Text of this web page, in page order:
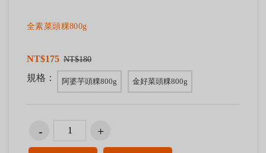
全素菜頭粿800g
NT$175 NT$180
規格： 阿婆芋頭粿800g 金好菜頭粿800g